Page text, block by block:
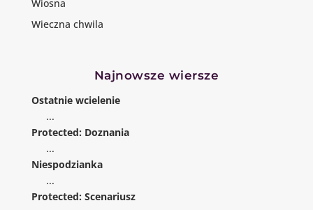
Wiosna
Wieczna chwila
Najnowsze wiersze
Ostatnie wcielenie
...
Protected: Doznania
...
Niespodzianka
...
Protected: Scenariusz